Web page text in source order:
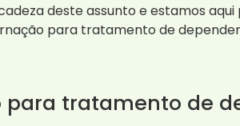
deste assunto e estamos
para tratamento de
para tratamento de